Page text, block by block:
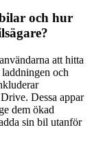
och hur
att hitta
och
Dessa appar
dem ökad
sin bil utanför